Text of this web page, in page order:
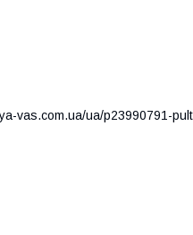
vas.com.ua/ua/p23990791-